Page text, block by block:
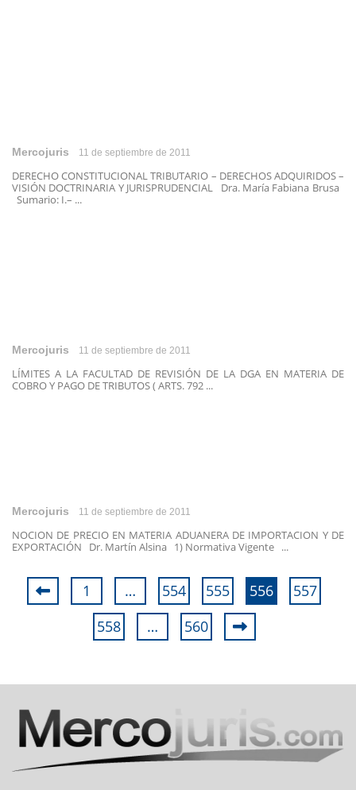
Mercojuris 11 de septiembre de 2011
DERECHO CONSTITUCIONAL TRIBUTARIO – DERECHOS ADQUIRIDOS –
VISIÓN DOCTRINARIA Y JURISPRUDENCIAL Dra. María Fabiana Brusa
Sumario: I.– ...
Mercojuris 11 de septiembre de 2011
LÍMITES A LA FACULTAD DE REVISIÓN DE LA DGA EN MATERIA DE
COBRO Y PAGO DE TRIBUTOS ( ARTS. 792 ...
Mercojuris 11 de septiembre de 2011
NOCION DE PRECIO EN MATERIA ADUANERA DE IMPORTACION Y DE
EXPORTACIÓN Dr. Martín Alsina 1) Normativa Vigente ...
1 … 554 555 556
557
558
… 560